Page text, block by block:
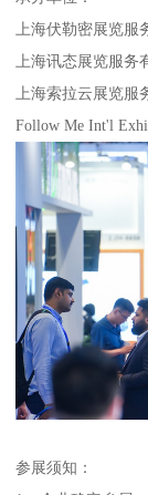
上海伏勒密展览服
上海讯态展览服务
上海索拉云展览服
Follow Me Int'l
参展须知：